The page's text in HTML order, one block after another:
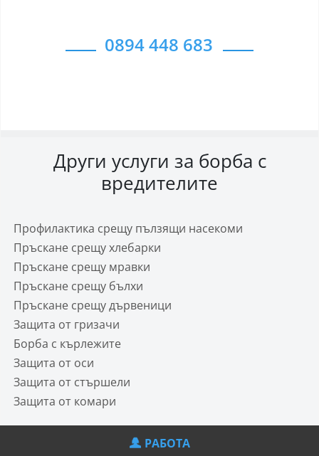
0894 448 683
Други услуги за борба с
вредителите
Профилактика срещу пълзящи насекоми
Пръскане срещу хлебарки
Пръскане срещу мравки
Пръскане срещу бълхи
Пръскане срещу дървеници
Защита от гризачи
Борба с кърлежите
Защита от оси
Защита от стършели
Защита от комари
РАБОТА